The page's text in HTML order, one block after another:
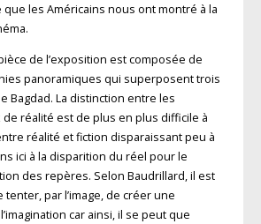
les Américains nous ont montré à la
de l’exposition est composée de
panoramiques qui superposent trois
Bagdad. La distinction entre les
réalité est de plus en plus difficile à
réalité et fiction disparaissant peu à
ici à la disparition du réel pour le
des repères. Selon Baudrillard, il est
par l’image, de créer une
car ainsi, il se peut que